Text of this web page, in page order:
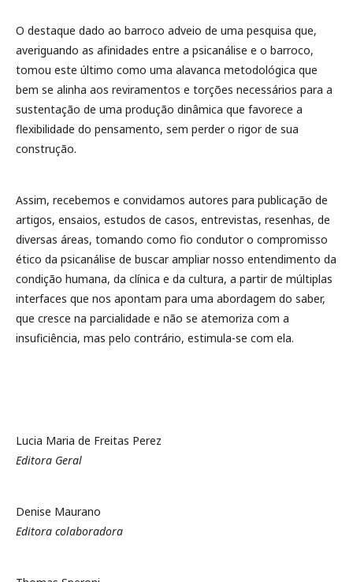
O destaque dado ao barroco adveio de uma pesquisa que,
averiguando as afinidades entre a psicanálise e o barroco,
tomou este último como uma alavanca metodológica que
bem se alinha aos reviramentos e torções necessários para a
sustentação de uma produção dinâmica que favorece a
flexibilidade do pensamento, sem perder o rigor de sua
construção.
Assim, recebemos e convidamos autores para publicação de
artigos, ensaios, estudos de casos, entrevistas, resenhas, de
diversas áreas, tomando como fio condutor o compromisso
ético da psicanálise de buscar ampliar nosso entendimento da
condição humana, da clínica e da cultura, a partir de múltiplas
interfaces que nos apontam para uma abordagem do saber,
que cresce na parcialidade e não se atemoriza com a
insuficiência, mas pelo contrário, estimula-se com ela.
Lucia Maria de Freitas Perez
Editora Geral
Denise Maurano
Editora colaboradora